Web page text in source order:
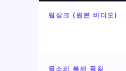
립싱크 (원본 비디오)
목소리 복제 품질